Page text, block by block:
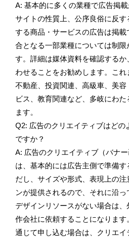
A: 基本的に多くの業種で広告掲載
サイトの性質上、公序良俗に反
する商品・サービスの広告は掲
合となる一部業種については制限
す。詳細は媒体資料を確認する
わせることをお勧めします。これ
不動産、投資関連、高級車、美
ビス、教育関連など、多岐にわ
ます。
Q2: 広告のクリエイティブはどの
ですか？
A: 広告のクリエイティブ（バナー
は、基本的には広告主側で準備
だし、サイズや形式、表現上の
ンが提供されるので、それに沿
デザインリソースがない場合は、
作会社に依頼することになりま
通じて申し込む場合は、クリエイ